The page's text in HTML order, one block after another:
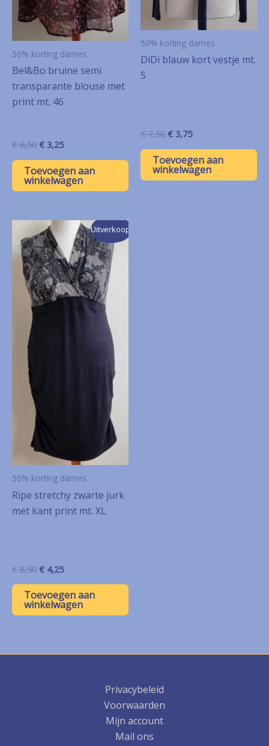
50% korting dames
Bel&Bo bruine semi
transparante blouse met
print mt. 46
€6,50 Oorspronkelijke
was:
€ 6,50.
€ 3,25Huidige
is:
€ 3,25.
Toevoegen aan
winkelwagen
50% korting dames
DiDi blauw kort vestje mt.
S
€7,50 Oorspronkelijke
was:
€ 7,50.
€ 3,75Huidige
is:
€ 3,75.
Toevoegen aan
winkelwagen
Uitverkoop!
50% korting dames
Ripe stretchy zwarte jurk
met kant print mt. XL
€8,50 Oorspronkelijke
was:
€ 8,50.
€ 4,25Huidige
is:
€ 4,25.
Toevoegen aan
winkelwagen
Privacybeleid
Voorwaarden
Mijn account
Mail ons